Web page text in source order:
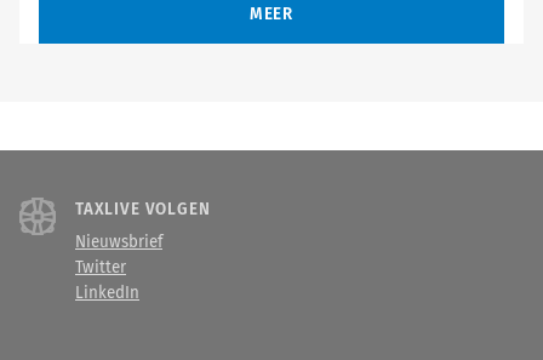
MEER
TAXLIVE VOLGEN
Nieuwsbrief
Twitter
LinkedIn